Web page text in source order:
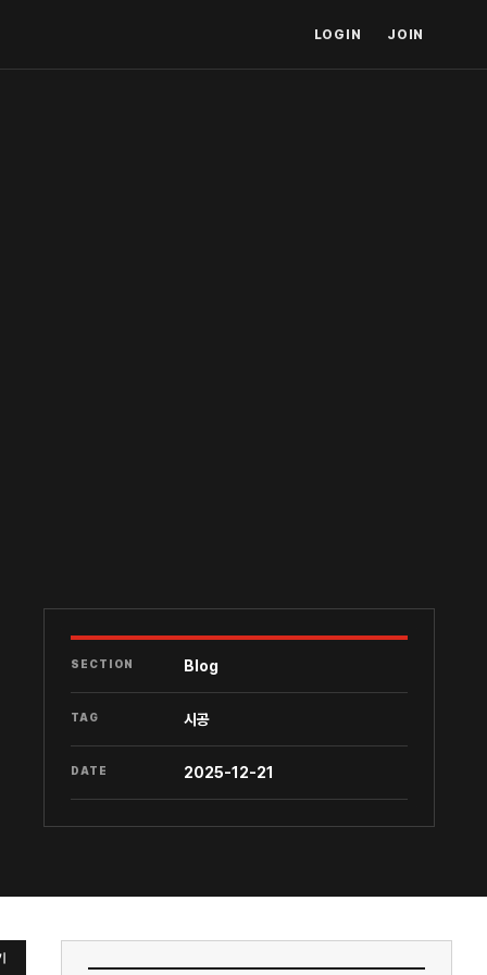
LOGIN JOIN
SECTION Blog
TAG 시공
DATE 2025-12-21